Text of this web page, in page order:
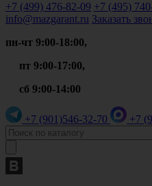
+7 (499) 476-82-09 +7 (495)
info@mazgarant.ru Заказать
пн-чт 9:00-18:00,
пт 9:00-17:00,
сб 9:00-14:00
+7 (901)546-32-70 +7